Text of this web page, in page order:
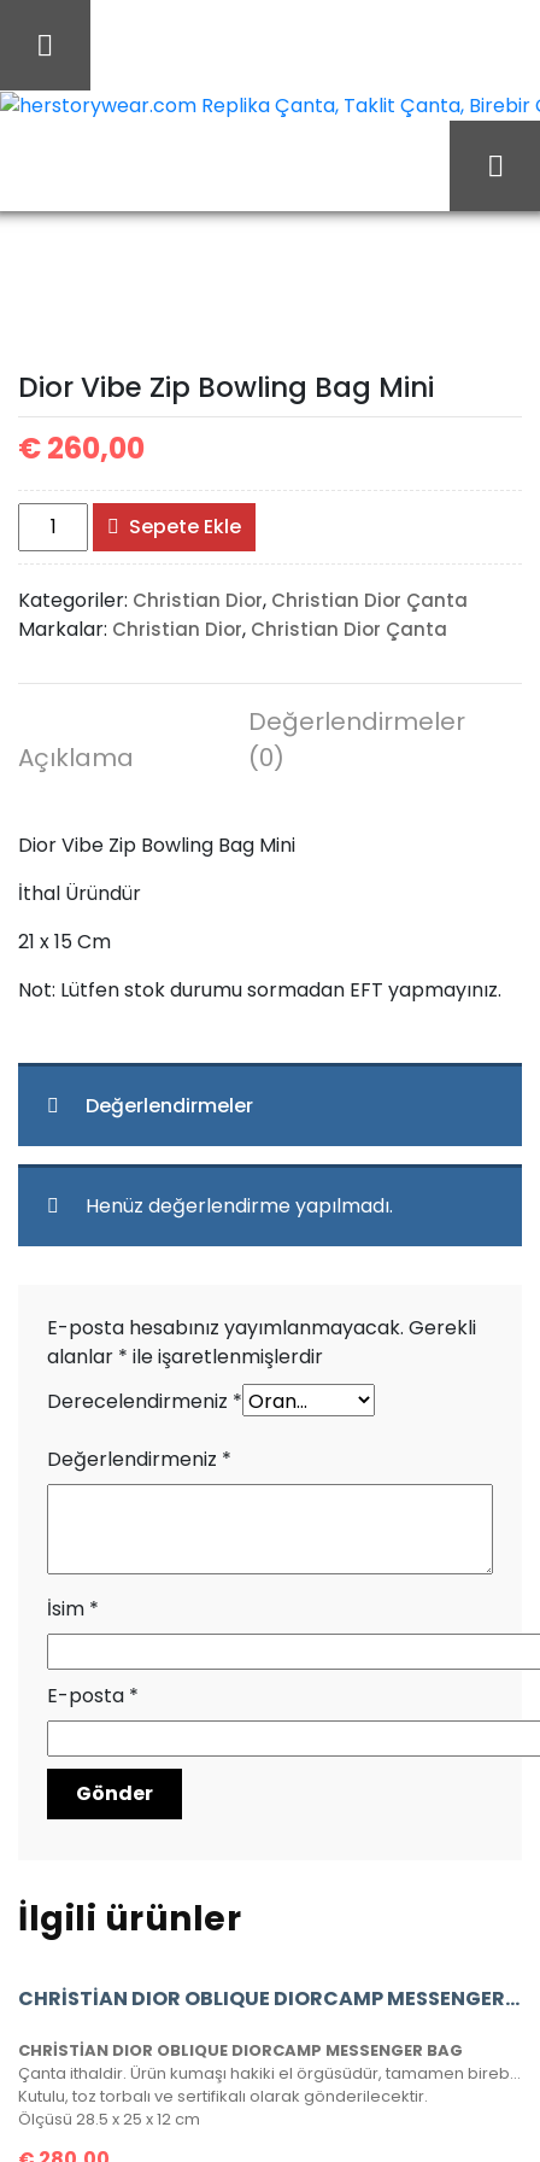
Mini
Dior Vibe Zip Bowling Bag Mini
€260,00
Dior
Vibe
Zip
Bowling
Bag
adet
Sepete Ekle
Kategoriler: Christian Dior, Christian Dior Çanta
Markalar: Christian Dior, Christian Dior Çanta
Açıklama
Değerlendirmeler
(0)
Dior Vibe Zip Bowling Bag Mini
İthal Üründür
21 x 15 Cm
Not: Lütfen stok durumu sormadan EFT yapmayınız.
Değerlendirmeler
Henüz değerlendirme yapılmadı.
E-posta hesabınız yayımlanmayacak. Gerekli
alanlar * ile işaretlenmişlerdir
Derecelendirmeniz *
Değerlendirmeniz *
İsim *
E-posta *
İlgili ürünler
CHRİSTİAN DIOR OBLIQUE DIORCAMP MESSENGER BAG
CHRİSTİAN DIOR OBLIQUE DIORCAMP MESSENGER BAG
Çanta ithaldir. Ürün kumaşı hakiki el örgüsüdür, tamamen birebirdir.
Kutulu, toz torbalı ve sertifikalı olarak gönderilecektir.
Ölçüsü 28.5 x 25 x 12 cm